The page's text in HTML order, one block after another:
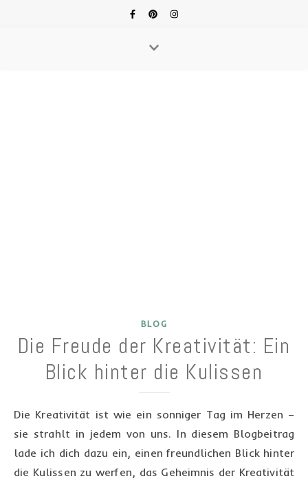
BLOG
Die Freude der Kreativität: Ein
Blick hinter die Kulissen
Die Kreativität ist wie ein sonniger Tag im Herzen –
sie strahlt in jedem von uns. In diesem Blogbeitrag
lade ich dich dazu ein, einen freundlichen Blick hinter
die Kulissen zu werfen, das Geheimnis der Kreativität